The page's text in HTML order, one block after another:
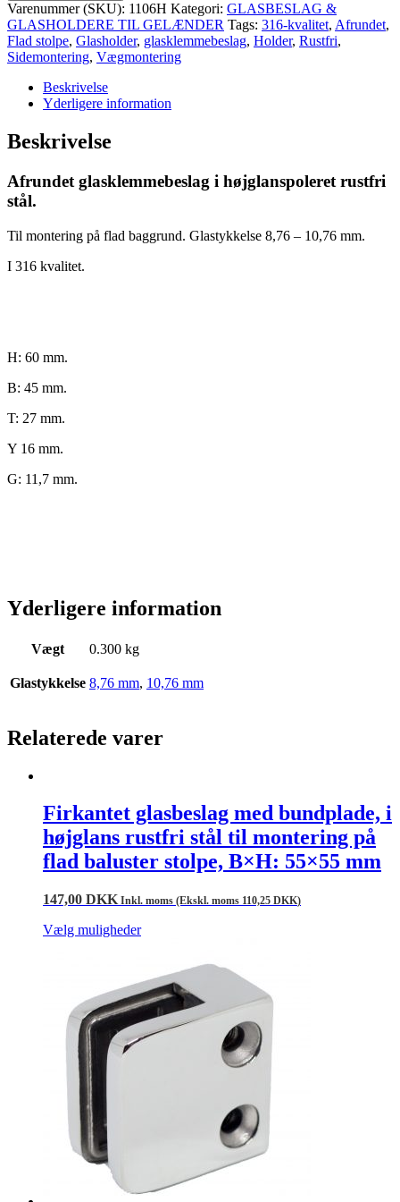
Varenummer (SKU): 1106H Kategori: GLASBESLAG &
GLASHOLDERE TIL GELÆNDER Tags: 316-kvalitet, Afrundet,
Flad stolpe, Glasholder, glasklemmebeslag, Holder, Rustfri,
Sidemontering, Vægmontering
Beskrivelse
Yderligere information
Beskrivelse
Afrundet glasklemmebeslag i højglanspoleret rustfri
stål.
Til montering på flad baggrund. Glastykkelse 8,76 – 10,76 mm.
I 316 kvalitet.
H: 60 mm.
B: 45 mm.
T: 27 mm.
Y 16 mm.
G: 11,7 mm.
Yderligere information
Vægt 0.300 kg
Glastykkelse 8,76 mm, 10,76 mm
Relaterede varer
Firkantet glasbeslag med bundplade, i
højglans rustfri stål til montering på
flad baluster stolpe, B×H: 55×55 mm
147,00 DKKInkl. moms (Ekskl. moms 110,25 DKK)
Vælg muligheder